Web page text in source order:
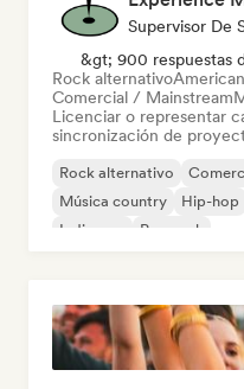
Supervisor De
&gt; 900 respuestas
Rock alternativo
Comercial / Mainstream
Licenciar o representar
sincronización de
Rock alternativo
Música country
Hip-hop
Indie pop
Pop rock